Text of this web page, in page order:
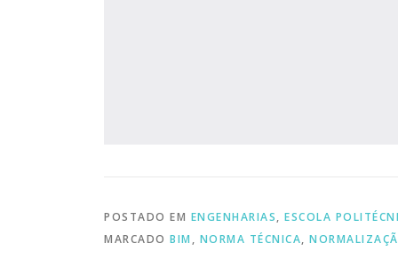
POSTADO EM ENGENHARIAS, ESCOLA
MARCADO BIM , NORMA TÉCNICA,